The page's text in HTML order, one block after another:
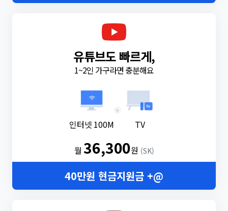
유튜브도 빠르게,
1~2인 가구라면 충분해요
인터넷 100M
+
TV
월36,300원 (SK)
40만원 현금지원금 +@